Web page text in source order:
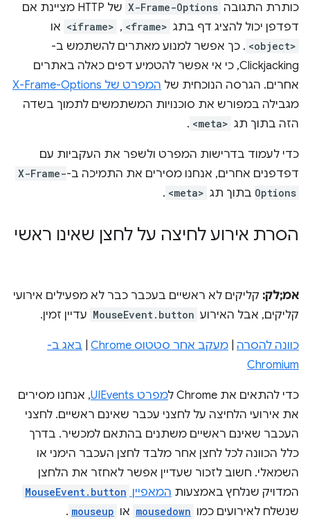
כותרת התגובה X-Frame-Options
של HTTP מציינת אם
דפדפן יכול להציג דף בתג <frame>
,‏
<iframe> או
<object> . כך אפשר למנוע מאתרים להשתמש ב-
Clickjacking, כי אי אפשר להטמיע דפים כאלה באתרים
אחרים. הגרסה הנוכחית של המפרט של X-Frame-Options
מגבילה במפורש את סוכנויות המשתמשים לתמוך בשדה
הזה בתוך תג <meta>
.
כדי לעמוד בדרישות המפרט ולשפר את העקביות עם
דפדפנים אחרים, אנחנו מסירים את התמיכה ב-X-Frame-
Options בתוך תג <meta>
.
הסרת אירוע לחיצה על לחצן שאינו ראשי
אמ;לק: קליקים לא ראשיים בעכבר כבר לא מפעילים אירועי
קליקים, אבל האירוע MouseEvent.button עדיין זמין.
כוונה להסרה מעקב אחר סטטוס Chrome
באג ב-
Chromium
כדי להתאים את Chrome ל מפרט UIEvents
, אנחנו מסירים
את אירועי הלחיצה על לחצני עכבר שאינם ראשיים. לחצני
העכבר שאינם ראשיים משתנים בהתאם למכשיר. בדרך
כלל הכוונה לכל לחצן אחר מלבד לחצן העכבר הימני או
השמאלי. חשוב לזכור שעדיין אפשר לאחזר את הלחצן
המדויק שנלחץ באמצעות המאפיין MouseEvent.button
שנשלח לאירועים כמו mousedown או mouseup
.